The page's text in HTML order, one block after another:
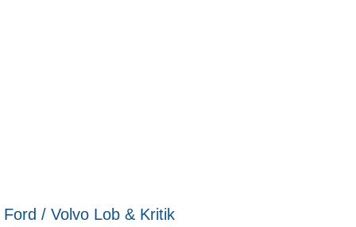
Ford / Volvo Lob & Kritik